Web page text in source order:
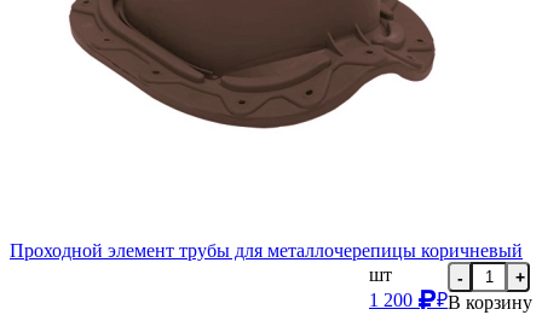
Проходной элемент трубы для металлочерепицы коричневый
шт
1 200
₽
- +
В корзину